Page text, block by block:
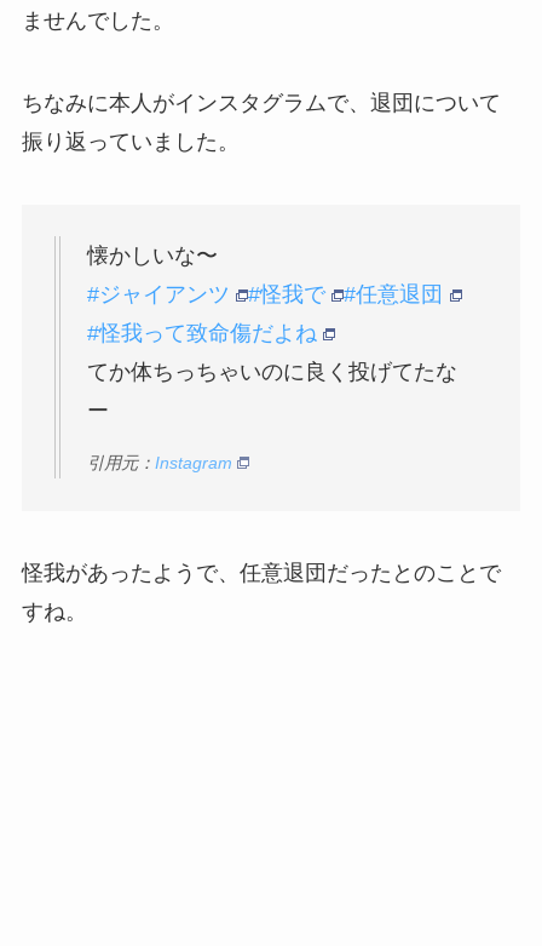
ませんでした。
ちなみに本人がインスタグラムで、退団について
振り返っていました。
懐かしいな〜
#ジャイアンツ
#怪我で
#任意退団
#怪我って致命傷だよね
てか体ちっちゃいのに良く投げてたな
ー
引用元： Instagram
怪我があったようで、任意退団だったとのことで
すね。